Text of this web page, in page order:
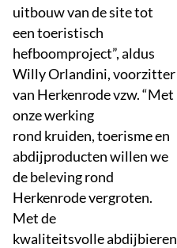
uitbouw van de site tot
een toeristisch
hefboomproject”, aldus
Willy Orlandini, voorzitter
van Herkenrode vzw. “Met
onze werking
rond kruiden, toerisme en
abdijproducten willen we
de beleving rond
Herkenrode vergroten.
Met de
kwaliteitsvolle abdijbieren